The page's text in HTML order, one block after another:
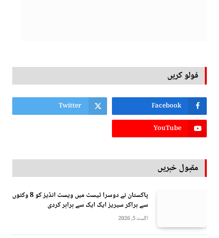
فولو کریں
Facebook
Twitter
YouTube
مقبول خبریں
پاکستان نے دوسرا ٹیسٹ میں ویسٹ انڈیز کو 8 وکٹوں
سے ہراکر سیریز ایک ایک سے برابر کردی
اگست 5, 2026